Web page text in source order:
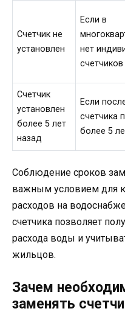
Счетчик не
установлен
Если в
нет
Счетчик
установлен
более 5 лет
назад
Если
счетчика
более 5
Соблюдение сроков
важным условием для
расходов на
счетчика позволяет
расхода воды и
жильцов.
Зачем
заменять